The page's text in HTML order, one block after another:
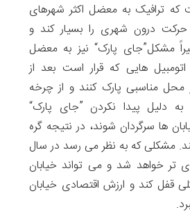
ترافیک به معضل اکثر شهرهای
درون شهری را بسیار کند و
مشکل”جای پارک“ نیز به معضل
هایی که قرار است بعد از
مناسبی پارک کنند و از چرخه
دلیل پیدا نکردن ”جای پارک“
ها سرگردان شوند، در نتیجه گره
مشکلی که به نظر می رسد در سال
تر خواهد شد و می تواند خیابان
قفل کند و ارزش اقتصادی خیابان